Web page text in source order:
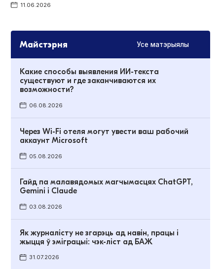
11.06.2026
Майстэрня Усе матэрыялы
Какие способы выявления ИИ-текста
существуют и где заканчиваются их
возможности?
06.08.2026
Через Wi-Fi отеля могут увести ваш рабочий
аккаунт Microsoft
05.08.2026
Гайд па малавядомых магчымасцях ChatGPT,
Gemini і Claude
03.08.2026
Як журналісту не згарэць ад навін, працы і
жыцця ў эміграцыі: чэк-ліст ад БАЖ
31.07.2026